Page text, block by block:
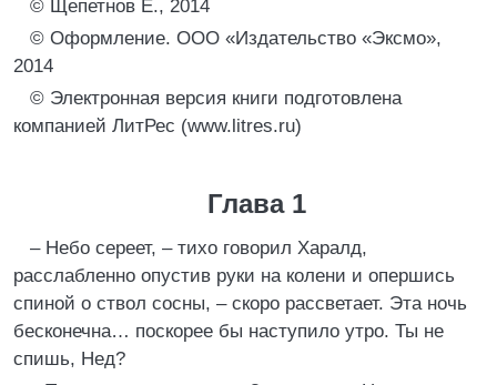
© Щепетнов Е., 2014
© Оформление. ООО «Издательство «Эксмо»,
2014
© Электронная версия книги подготовлена
компанией ЛитРес (www.litres.ru)
Глава 1
– Небо сереет, – тихо говорил Харалд,
расслабленно опустив руки на колени и опершись
спиной о ствол сосны, – скоро рассветает. Эта ночь
бесконечна… поскорее бы наступило утро. Ты не
спишь, Нед?